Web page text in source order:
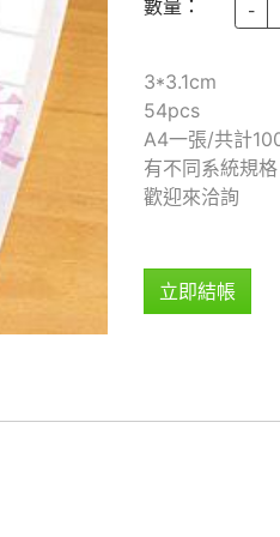
數量： -
3*3.1cm
54pcs
A4一張/共計
有不同系統規格
歡迎來洽詢
立即結帳